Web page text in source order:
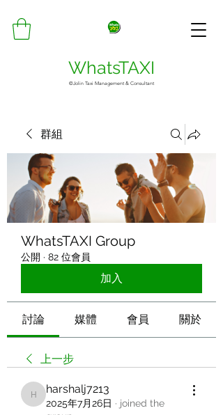
WhatsTAXI
©Jolin Taxi Management & Consultant
群組
WhatsTAXI Group
公開 · 82 位會員
加入
討論 媒體 會員 關於
上一步
harshalj7213
harshalj7213
2025年7月26日 · joined the